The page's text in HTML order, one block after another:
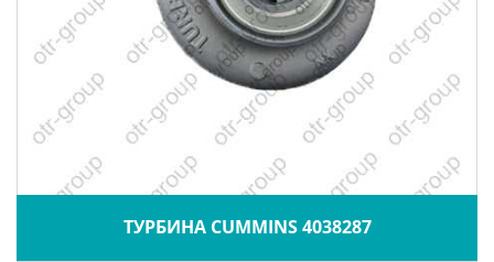
ТУРБИНА CUMMINS 4038287